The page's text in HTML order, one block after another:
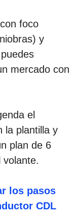
foco
y
mercado con
el
la plantilla y
plan de 6
volante.
los pasos
CDL